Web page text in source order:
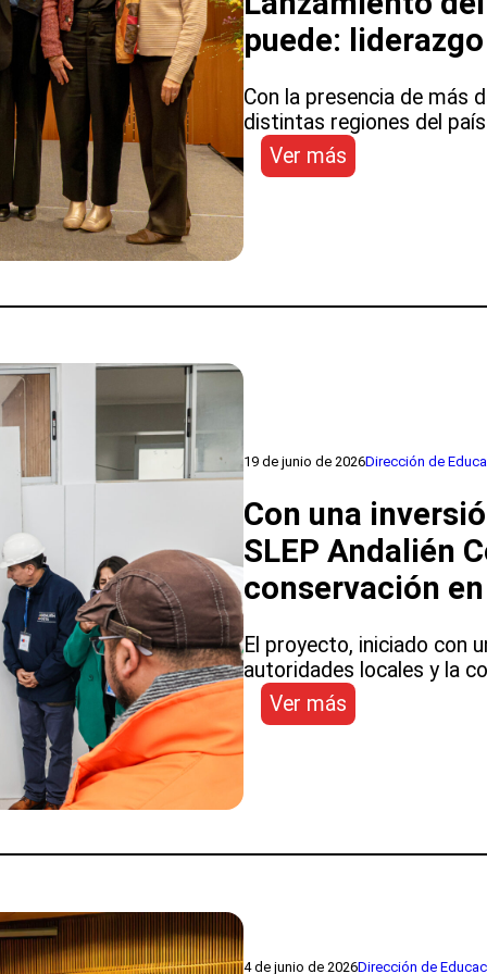
puede:
Con la presencia de más
distintas regiones del
Ver más
DEP
y
“Se
liderazgo
que
transforma
escuelas”
19 de junio de 2026Dirección de
Con una
SLEP Andalién
conservación
El proyecto, iniciado con
autoridades locales y la
Ver más
Con
de
4 de junio de 2026Dirección de